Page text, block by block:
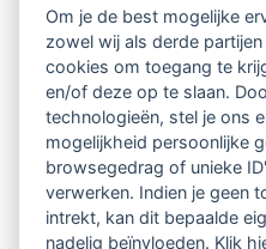
Netwerk van 2100
regio's
Vindbaar voor
Tijdschrift voor
Begeleidingskunde
Om je de best mogelijke
zowel wij als derde
cookies om toegang te
en/of deze op te slaan.
technologieën, stel je ons
mogelijkheid persoonlijke
browsegedrag of unieke
verwerken. Indien je geen
intrekt, kan dit bepaalde
nadelig beïnvloeden. Klik